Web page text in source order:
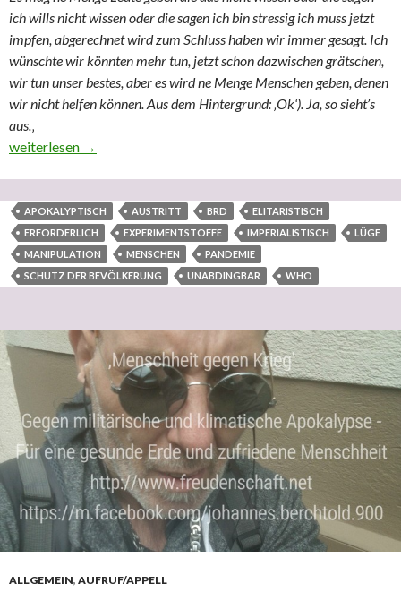
ich wills nicht wissen oder die sagen ich bin stressig ich muss jetzt
impfen, abgerechnet wird zum Schluss haben wir immer gesagt. Ich
wünschte wir könnten mehr tun, jetzt schon dazwischen grätschen,
wir tun unser bestes, aber es wird ne Menge Menschen geben, denen
wir nicht helfen können. Aus dem Hintergrund: ‚Ok‘). Ja, so sieht’s
aus.‚
23. Juli 21 Unverzüglicher Austritt der BRD aus der WHO
weiterlesen →
APOKALYPTISCH AUSTRITT BRD
ELITARISTISCH
ERFORDERLICH
EXPERIMENTSTOFFE IMPERIALISTISCH
LÜGE
MANIPULATION
MENSCHEN
PANDEMIE
SCHUTZ DER BEVÖLKERUNG
UNABDINGBAR WHO
ALLGEMEIN, AUFRUF/APPELL